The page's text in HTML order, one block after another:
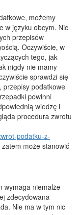
możemy
w języku obcym. Nic
przepisów
Oczywiście, w
tego, jak
nigdy nie mamy
sprawdzi się
przepisy podatkowe
powinni
wiedzę i
procedura zwrotu
podatku-z-
może stanowić
wymaga niemalże
zdecydowana
Nie ma w tym nic